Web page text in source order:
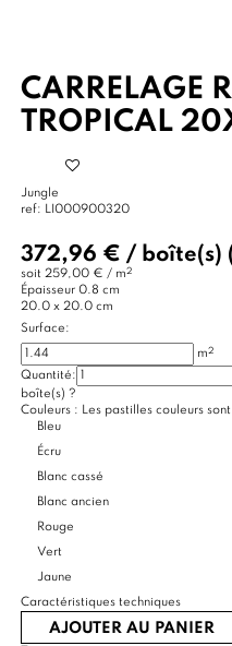
CARRELAGE
TROPICAL
Jungle
ref: LI000900320
372,96 € / boîte(s)
soit 259,00 € / m2
Épaisseur 0.8 cm
20.0 x 20.0 cm
Surface:
m2
Quantité:
boîte(s) ?
Couleurs : Les pastilles couleurs
Bleu
Écru
Blanc cassé
Blanc ancien
Rouge
Vert
Jaune
Caractéristiques techniques
AJOUTER AU PANIER